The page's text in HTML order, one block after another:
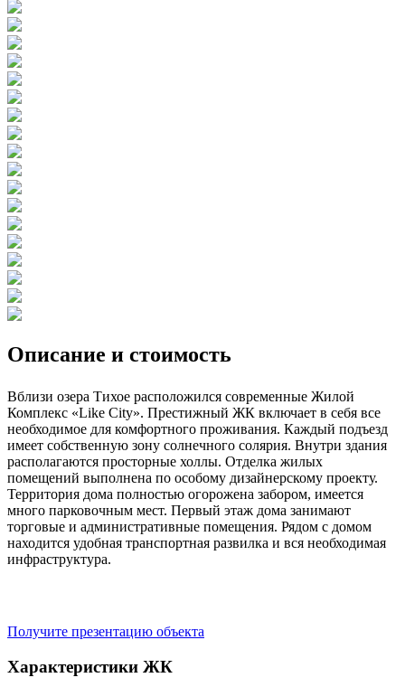
Описание и стоимость
Вблизи озера Тихое расположился современные Жилой
Комплекс «Like City». Престижный ЖК включает в себя все
необходимое для комфортного проживания. Каждый подъезд
имеет собственную зону солнечного солярия. Внутри здания
располагаются просторные холлы. Отделка жилых
помещений выполнена по особому дизайнерскому проекту.
Территория дома полностью огорожена забором, имеется
много парковочным мест. Первый этаж дома занимают
торговые и административные помещения. Рядом с домом
находится удобная транспортная развилка и вся необходимая
инфраструктура.
Получите презентацию объекта
Характеристики ЖК